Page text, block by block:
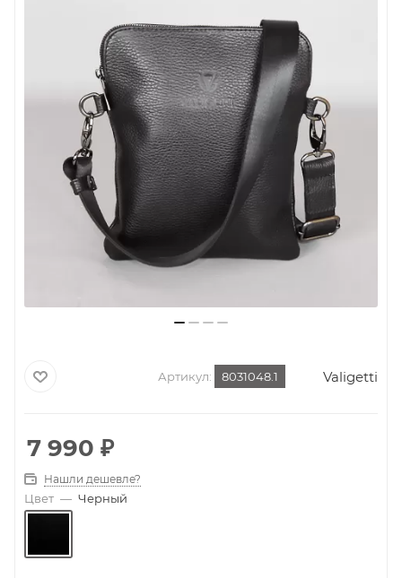
Артикул: 8031048.1 Valigetti
7 990 ₽
Нашли дешевле?
Цвет — Черный